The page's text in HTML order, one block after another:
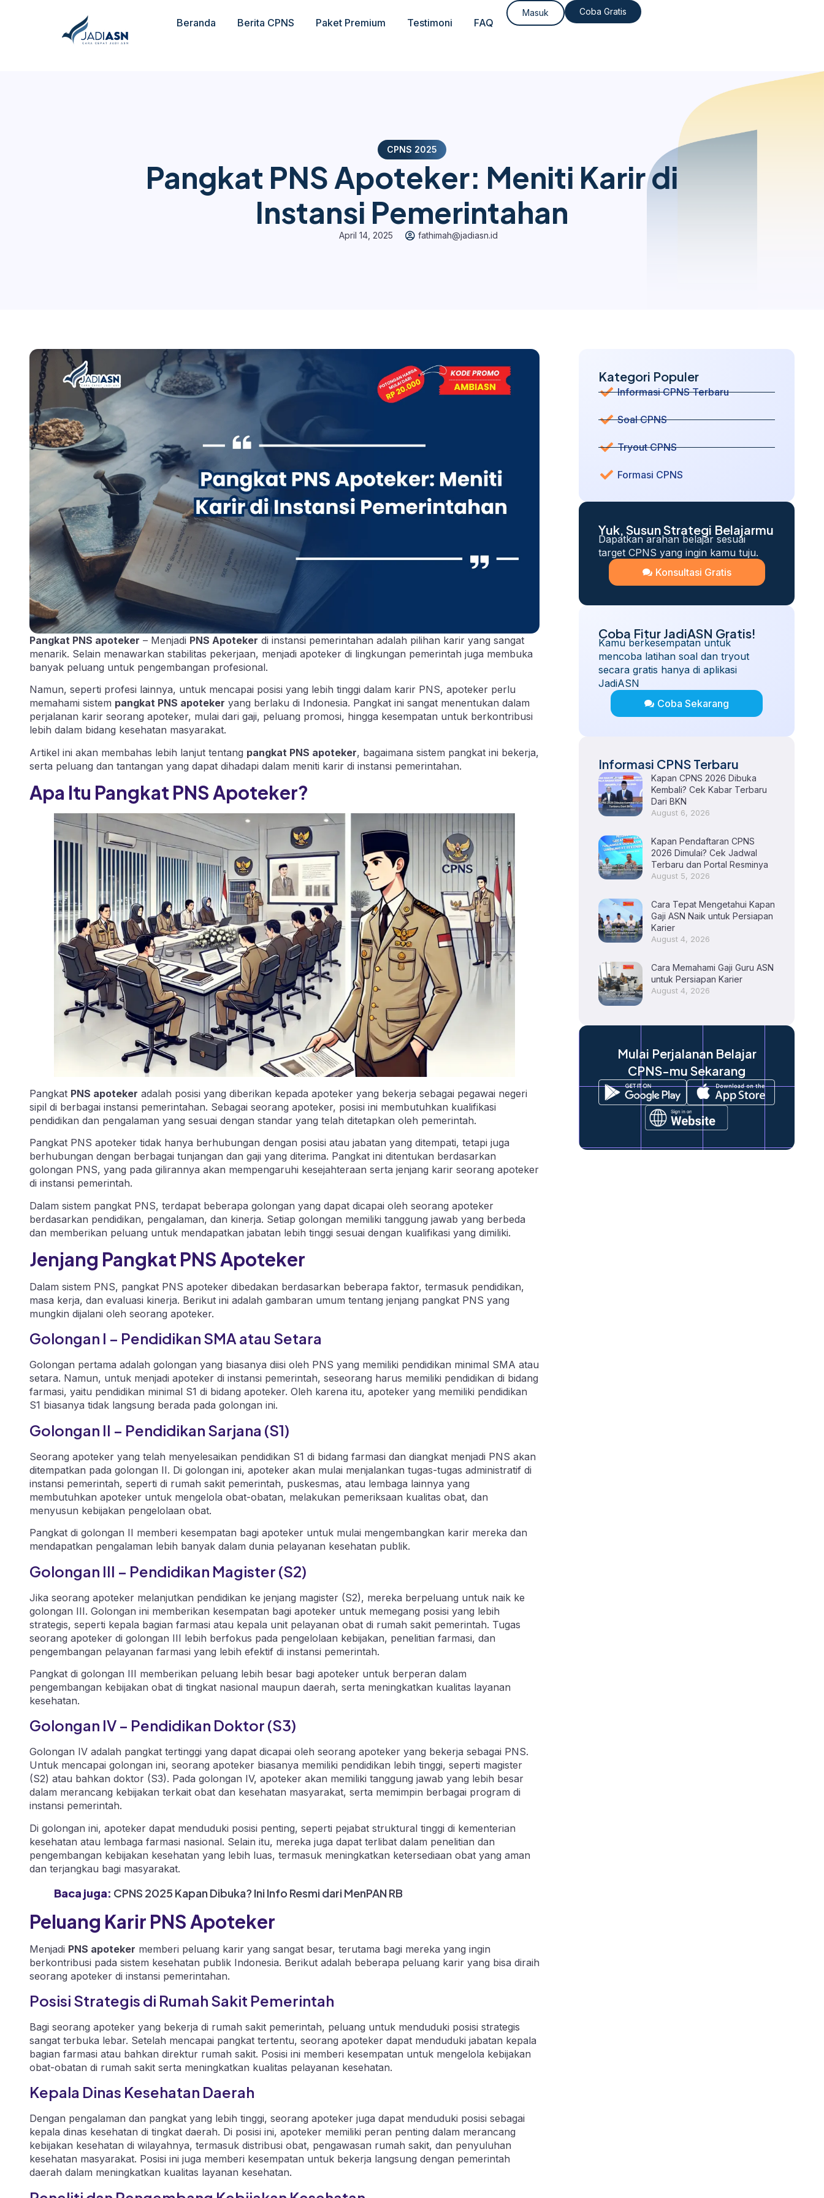
Beranda Berita CPNS Paket Premium Testimoni FAQ
Masuk Coba Gratis
CPNS 2025
Pangkat PNS Apoteker: Meniti Karir di
Instansi Pemerintahan
April 14, 2025 fathimah@jadiasn.id
Pangkat PNS apoteker – Menjadi PNS Apoteker di instansi pemerintahan adalah pilihan karir yang sangat
menarik. Selain menawarkan stabilitas pekerjaan, menjadi apoteker di lingkungan pemerintah juga membuka
banyak peluang untuk pengembangan profesional.
Namun, seperti profesi lainnya, untuk mencapai posisi yang lebih tinggi dalam karir PNS, apoteker perlu
memahami sistem pangkat PNS apoteker yang berlaku di Indonesia. Pangkat ini sangat menentukan dalam
perjalanan karir seorang apoteker, mulai dari gaji, peluang promosi, hingga kesempatan untuk berkontribusi
lebih dalam bidang kesehatan masyarakat.
Artikel ini akan membahas lebih lanjut tentang pangkat PNS apoteker, bagaimana sistem pangkat ini bekerja,
serta peluang dan tantangan yang dapat dihadapi dalam meniti karir di instansi pemerintahan.
Apa Itu Pangkat PNS Apoteker?
Pangkat PNS apoteker adalah posisi yang diberikan kepada apoteker yang bekerja sebagai pegawai negeri
sipil di berbagai instansi pemerintahan. Sebagai seorang apoteker, posisi ini membutuhkan kualifikasi
pendidikan dan pengalaman yang sesuai dengan standar yang telah ditetapkan oleh pemerintah.
Pangkat PNS apoteker tidak hanya berhubungan dengan posisi atau jabatan yang ditempati, tetapi juga
berhubungan dengan berbagai tunjangan dan gaji yang diterima. Pangkat ini ditentukan berdasarkan
golongan PNS, yang pada gilirannya akan mempengaruhi kesejahteraan serta jenjang karir seorang apoteker
di instansi pemerintah.
Dalam sistem pangkat PNS, terdapat beberapa golongan yang dapat dicapai oleh seorang apoteker
berdasarkan pendidikan, pengalaman, dan kinerja. Setiap golongan memiliki tanggung jawab yang berbeda
dan memberikan peluang untuk mendapatkan jabatan lebih tinggi sesuai dengan kualifikasi yang dimiliki.
Jenjang Pangkat PNS Apoteker
Dalam sistem PNS, pangkat PNS apoteker dibedakan berdasarkan beberapa faktor, termasuk pendidikan,
masa kerja, dan evaluasi kinerja. Berikut ini adalah gambaran umum tentang jenjang pangkat PNS yang
mungkin dijalani oleh seorang apoteker.
Golongan I – Pendidikan SMA atau Setara
Golongan pertama adalah golongan yang biasanya diisi oleh PNS yang memiliki pendidikan minimal SMA atau
setara. Namun, untuk menjadi apoteker di instansi pemerintah, seseorang harus memiliki pendidikan di bidang
farmasi, yaitu pendidikan minimal S1 di bidang apoteker. Oleh karena itu, apoteker yang memiliki pendidikan
S1 biasanya tidak langsung berada pada golongan ini.
Golongan II – Pendidikan Sarjana (S1)
Seorang apoteker yang telah menyelesaikan pendidikan S1 di bidang farmasi dan diangkat menjadi PNS akan
ditempatkan pada golongan II. Di golongan ini, apoteker akan mulai menjalankan tugas-tugas administratif di
instansi pemerintah, seperti di rumah sakit pemerintah, puskesmas, atau lembaga lainnya yang
membutuhkan apoteker untuk mengelola obat-obatan, melakukan pemeriksaan kualitas obat, dan
menyusun kebijakan pengelolaan obat.
Pangkat di golongan II memberi kesempatan bagi apoteker untuk mulai mengembangkan karir mereka dan
mendapatkan pengalaman lebih banyak dalam dunia pelayanan kesehatan publik.
Golongan III – Pendidikan Magister (S2)
Jika seorang apoteker melanjutkan pendidikan ke jenjang magister (S2), mereka berpeluang untuk naik ke
golongan III. Golongan ini memberikan kesempatan bagi apoteker untuk memegang posisi yang lebih
strategis, seperti kepala bagian farmasi atau kepala unit pelayanan obat di rumah sakit pemerintah. Tugas
seorang apoteker di golongan III lebih berfokus pada pengelolaan kebijakan, penelitian farmasi, dan
pengembangan pelayanan farmasi yang lebih efektif di instansi pemerintah.
Pangkat di golongan III memberikan peluang lebih besar bagi apoteker untuk berperan dalam
pengembangan kebijakan obat di tingkat nasional maupun daerah, serta meningkatkan kualitas layanan
kesehatan.
Golongan IV – Pendidikan Doktor (S3)
Golongan IV adalah pangkat tertinggi yang dapat dicapai oleh seorang apoteker yang bekerja sebagai PNS.
Untuk mencapai golongan ini, seorang apoteker biasanya memiliki pendidikan lebih tinggi, seperti magister
(S2) atau bahkan doktor (S3). Pada golongan IV, apoteker akan memiliki tanggung jawab yang lebih besar
dalam merancang kebijakan terkait obat dan kesehatan masyarakat, serta memimpin berbagai program di
instansi pemerintah.
Di golongan ini, apoteker dapat menduduki posisi penting, seperti pejabat struktural tinggi di kementerian
kesehatan atau lembaga farmasi nasional. Selain itu, mereka juga dapat terlibat dalam penelitian dan
pengembangan kebijakan kesehatan yang lebih luas, termasuk meningkatkan ketersediaan obat yang aman
dan terjangkau bagi masyarakat.
Baca juga: CPNS 2025 Kapan Dibuka? Ini Info Resmi dari MenPAN RB
Peluang Karir PNS Apoteker
Menjadi PNS apoteker memberi peluang karir yang sangat besar, terutama bagi mereka yang ingin
berkontribusi pada sistem kesehatan publik Indonesia. Berikut adalah beberapa peluang karir yang bisa diraih
seorang apoteker di instansi pemerintahan.
Posisi Strategis di Rumah Sakit Pemerintah
Bagi seorang apoteker yang bekerja di rumah sakit pemerintah, peluang untuk menduduki posisi strategis
sangat terbuka lebar. Setelah mencapai pangkat tertentu, seorang apoteker dapat menduduki jabatan kepala
bagian farmasi atau bahkan direktur rumah sakit. Posisi ini memberi kesempatan untuk mengelola kebijakan
obat-obatan di rumah sakit serta meningkatkan kualitas pelayanan kesehatan.
Kepala Dinas Kesehatan Daerah
Dengan pengalaman dan pangkat yang lebih tinggi, seorang apoteker juga dapat menduduki posisi sebagai
kepala dinas kesehatan di tingkat daerah. Di posisi ini, apoteker memiliki peran penting dalam merancang
kebijakan kesehatan di wilayahnya, termasuk distribusi obat, pengawasan rumah sakit, dan penyuluhan
kesehatan masyarakat. Posisi ini juga memberi kesempatan untuk bekerja langsung dengan pemerintah
daerah dalam meningkatkan kualitas layanan kesehatan.
Kategori Populer
Informasi CPNS Terbaru
Soal CPNS
Tryout CPNS
Formasi CPNS
Yuk, Susun Strategi Belajarmu
Dapatkan arahan belajar sesuai
target CPNS yang ingin kamu tuju.
Konsultasi Gratis
Coba Fitur JadiASN Gratis!
Kamu berkesempatan untuk
mencoba latihan soal dan tryout
secara gratis hanya di aplikasi
JadiASN
Coba Sekarang
Informasi CPNS Terbaru
Kapan CPNS 2026 Dibuka
Kembali? Cek Kabar Terbaru
Dari BKN
August 6, 2026
Kapan Pendaftaran CPNS
2026 Dimulai? Cek Jadwal
Terbaru dan Portal Resminya
August 5, 2026
Cara Tepat Mengetahui Kapan
Gaji ASN Naik untuk Persiapan
Karier
August 4, 2026
Cara Memahami Gaji Guru ASN
untuk Persiapan Karier
August 4, 2026
Mulai Perjalanan Belajar
CPNS-mu Sekarang